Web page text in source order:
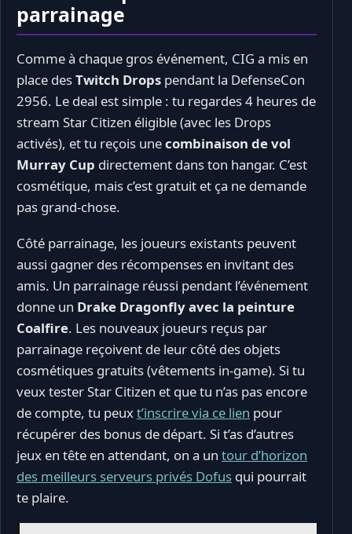
parrainage
Comme à chaque gros événement, CIG a mis en
place desTwitch Drops pendant la DefenseCon
2956. Le deal est simple : tu regardes 4 heures de
stream Star Citizen éligible (avec les Drops
activés), et tu reçois unecombinaison de vol
Murray Cup directement dans ton hangar. C’est
cosmétique, mais c’est gratuit et ça ne demande
pas grand-chose.
Côté parrainage, les joueurs existants peuvent
aussi gagner des récompenses en invitant des
amis. Un parrainage réussi pendant l’événement
donne un Drake Dragonfly avec la peinture
Coalfire. Les nouveaux joueurs reçus par
parrainage reçoivent de leur côté des objets
cosmétiques gratuits (vêtements in-game). Si tu
veux tester Star Citizen et que tu n’as pas encore
de compte, tu peuxt’inscrire via ce lien pour
récupérer des bonus de départ. Si t’as d’autres
jeux en tête en attendant, on a un tour d’horizon
des meilleurs serveurs privés Dofus qui pourrait
te plaire.